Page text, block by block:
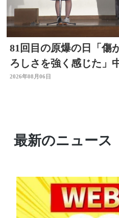
81回目の原爆の日「傷
ろしさを強く感じた
の大切さ学ぶ 大分
2026年08月06日
最新のニュース